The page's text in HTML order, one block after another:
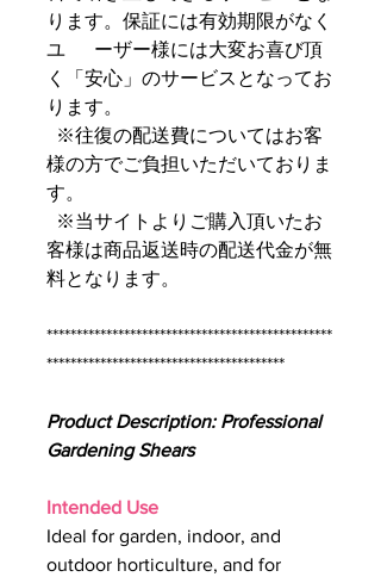
ります。保証には有効期限がなく
ユ ーザー様には大変お喜び頂
く「安心」のサービスとなってお
ります。
※往復の配送費についてはお客
様の方でご負担いただいておりま
す。
※当サイトよりご購入頂いたお
客様は商品返送時の配送代金が無
料となります。
************************************************
****************************************
Product Description: Professional
Gardening Shears
Intended Use
Ideal for garden, indoor, and
outdoor horticulture, and for